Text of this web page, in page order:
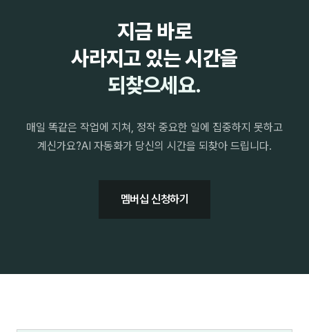
지금 바로
사라지고 있는 시간을
되찾으세요.
매일 똑같은 작업에 지쳐, 정작 중요한 일에 집중하지 못하고
계신가요?AI 자동화가 당신의 시간을 되찾아 드립니다.
멤버십 신청하기